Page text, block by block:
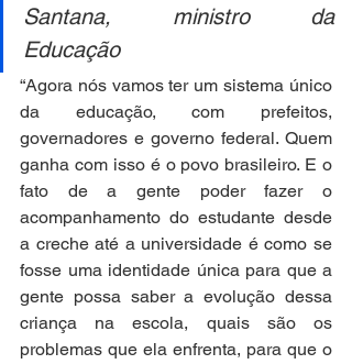
Santana, ministro da
Educação
“Agora nós vamos ter um sistema único
da educação, com prefeitos,
governadores e governo federal. Quem
ganha com isso é o povo brasileiro. E o
fato de a gente poder fazer o
acompanhamento do estudante desde
a creche até a universidade é como se
fosse uma identidade única para que a
gente possa saber a evolução dessa
criança na escola, quais são os
problemas que ela enfrenta, para que o